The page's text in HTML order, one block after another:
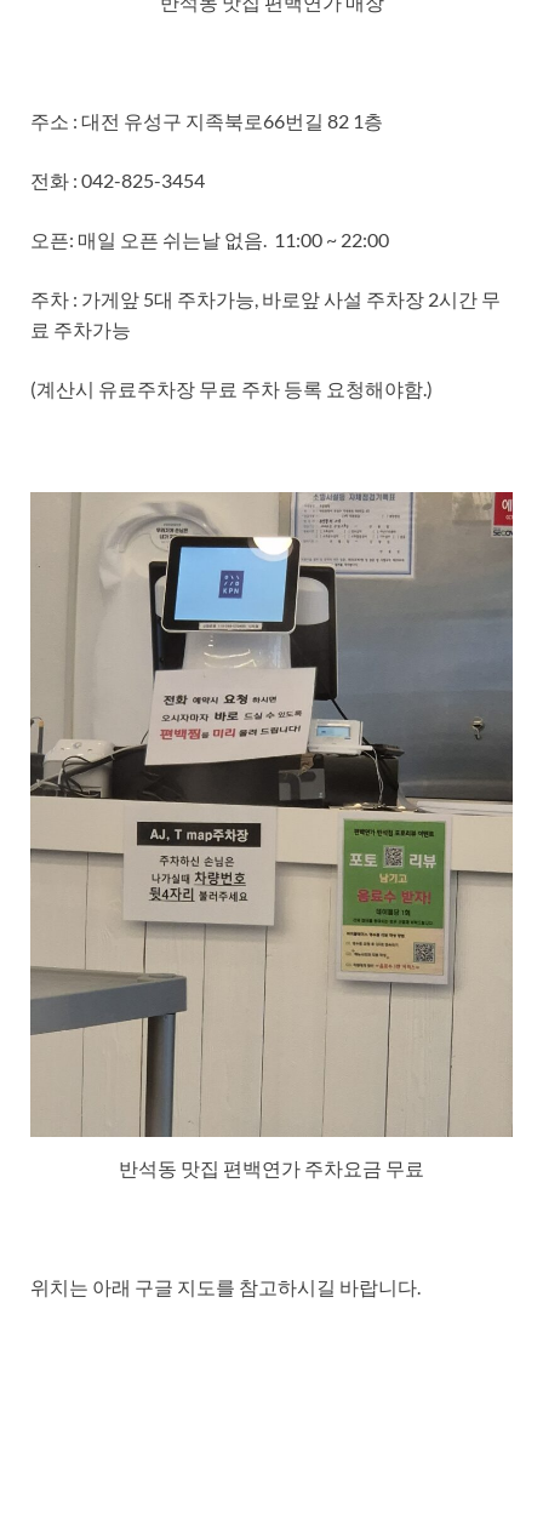
주소 : 대전 유성구 지족북로66번길 82 1층
전화 : 042-825-3454
오픈: 매일 오픈 쉬는날 없음. 11:00 ~ 22:00
주차 : 가게앞 5대 주차가능, 바로앞 사설 주차장 2시간 무
료 주차가능
(계산시 유료주차장 무료 주차 등록 요청해야함.)
반석동 맛집 편백연가 주차요금 무료
위치는 아래 구글 지도를 참고하시길 바랍니다.